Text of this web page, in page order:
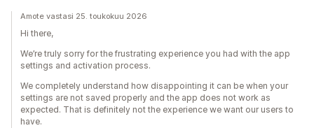
Suppilon tehokkuus
Amote vastasi 25. toukokuu 2026
Hi there,
We’re truly sorry for the frustrating experience you had with the app
settings and activation process.
We completely understand how disappointing it can be when your
settings are not saved properly and the app does not work as
expected. That is definitely not the experience we want our users to
have.